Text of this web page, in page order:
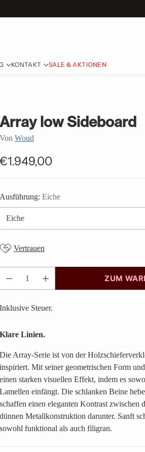
KONTAKT SALE & AKTIONEN
Array low Sideboard
Von Woud
Normaler
€1.949,00
Ausführung: Eiche
Vertrauen
Anzahl
ZUM
Inklusive Steuer.
Klare Linien.
Die Array-Serie ist von der
inspiriert. Mit seiner geometrischen Form
einen starken visuellen Effekt, indem es
Lamellen einfängt. Die schlanken Beine
schaffen einen eleganten Kontrast zwischen
dünnen Metallkonstruktion darunter. Sanft
sowohl funktional als auch filigran.